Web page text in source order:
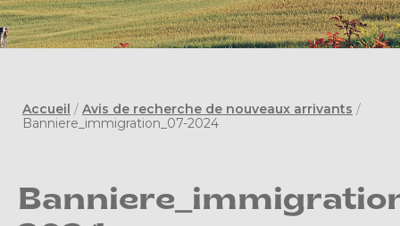
Accueil / Avis de recherche de nouveaux arrivants /
Banniere_immigration_07-2024